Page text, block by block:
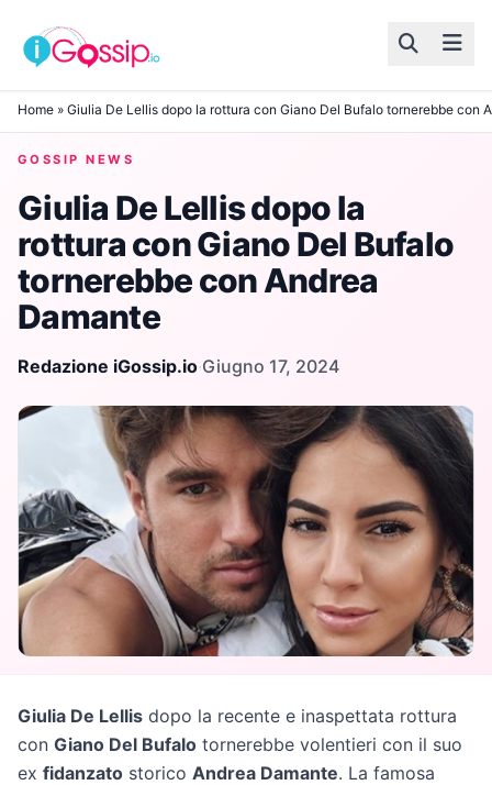
Skip to content
Home » Giulia De Lellis dopo la rottura con Giano Del Bufalo tornerebbe con
GOSSIP NEWS
Giulia De Lellis dopo la
rottura con Giano Del Bufalo
tornerebbe con Andrea
Damante
Redazione iGossip.io·Giugno 17, 2024
Giulia De Lellis dopo la recente e inaspettata rottura
con Giano Del Bufalo tornerebbe volentieri con il suo
ex fidanzato storico Andrea Damante. La famosa